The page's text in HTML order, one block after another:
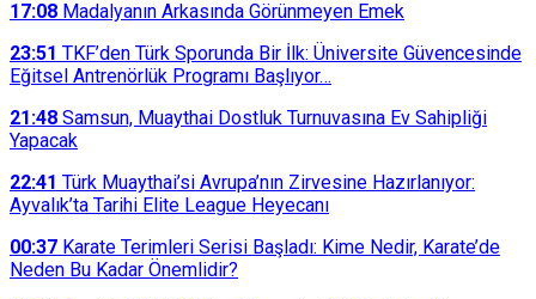
17:08 Madalyanın Arkasında Görünmeyen Emek
23:51 TKF’den Türk Sporunda Bir İlk: Üniversite Güvencesinde
Eğitsel Antrenörlük Programı Başlıyor…
21:48 Samsun, Muaythai Dostluk Turnuvasına Ev Sahipliği
Yapacak
22:41 Türk Muaythai’si Avrupa’nın Zirvesine Hazırlanıyor:
Ayvalık’ta Tarihi Elite League Heyecanı
00:37 Karate Terimleri Serisi Başladı: Kime Nedir, Karate’de
Neden Bu Kadar Önemlidir?